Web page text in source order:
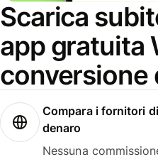
Scarica
app gratuita
conversione
Compara i fornitori
denaro
Nessuna